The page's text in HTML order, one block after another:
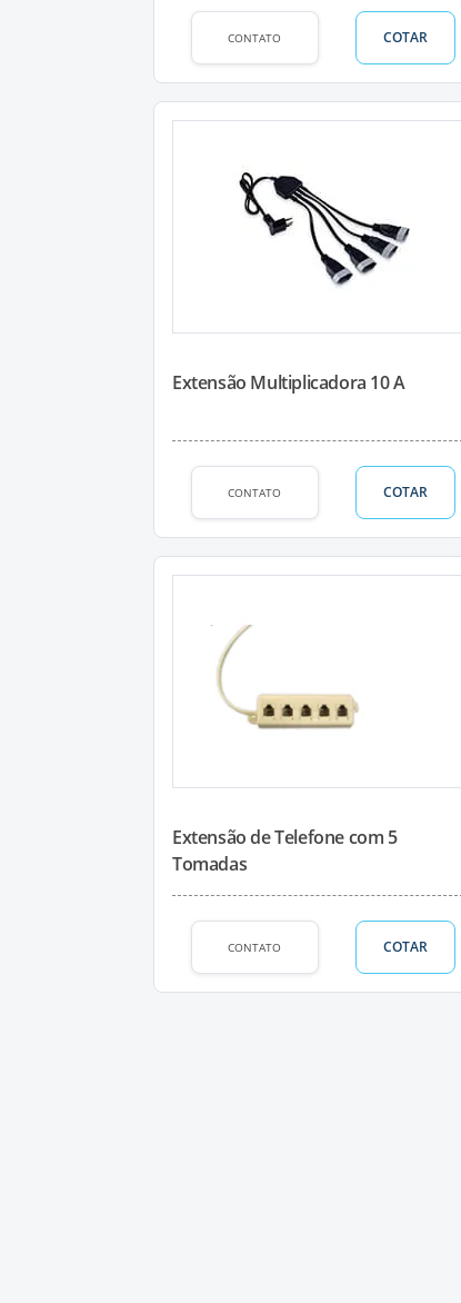
CONTATO COTAR
Extensão Multiplicadora 10 A
CONTATO COTAR
Extensão de Telefone com 5
Tomadas
CONTATO COTAR